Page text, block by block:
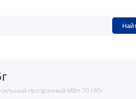
прозрачный МВп-70 185г